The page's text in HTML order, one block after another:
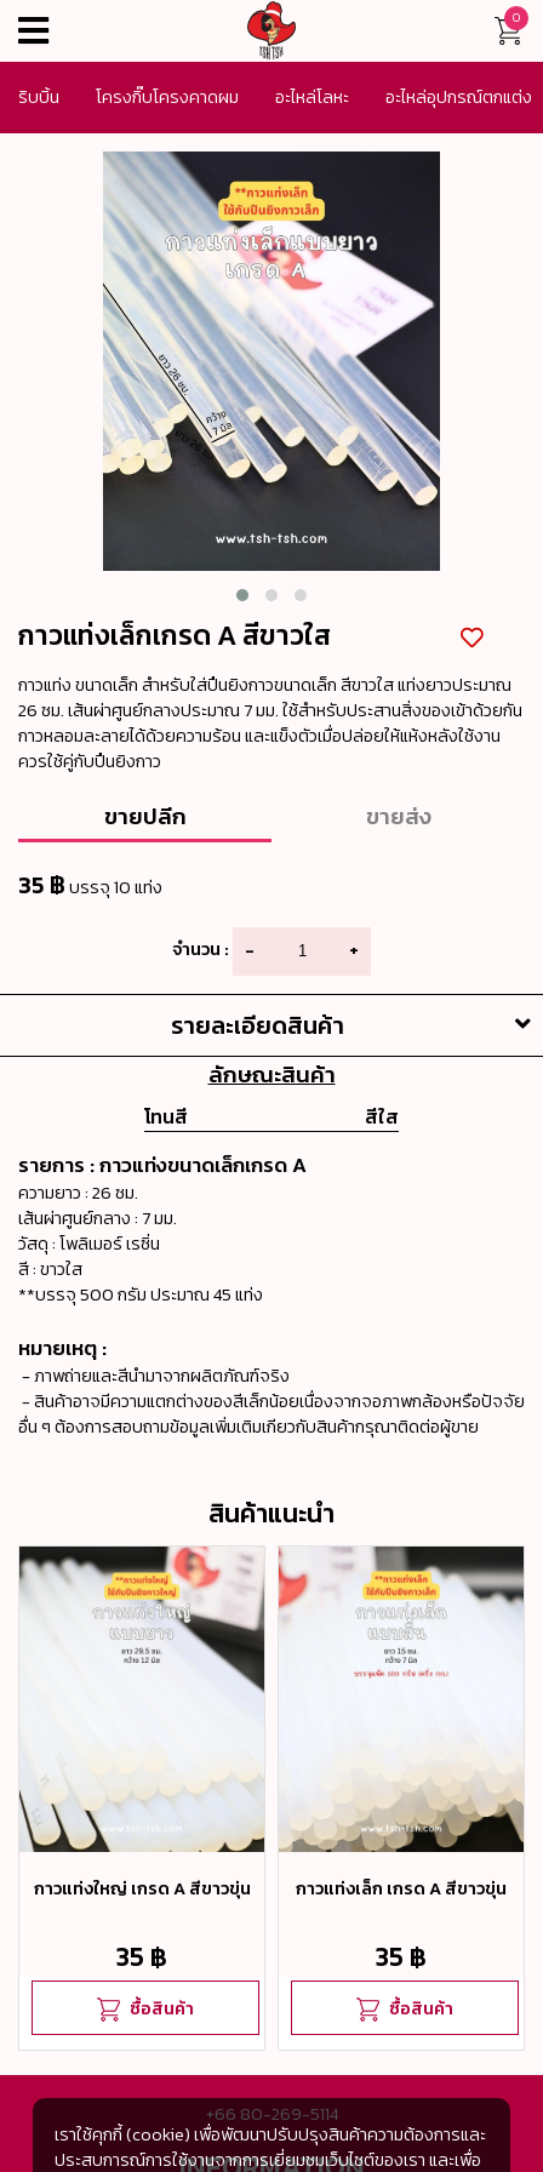
0
menu
ริบบิ้น โครงกิ๊บโครงคาดผม อะไหล่โลหะ อะไหล่อุปกรณ์ตกแต่ง
เครื่องประดับ SALE
กาวแท่งเล็กเกรด A สีขาวใส
กาวแท่ง ขนาดเล็ก สำหรับใส่ปืนยิงกาวขนาดเล็ก สีขาวใส แท่งยาวประมาณ
26 ซม. เส้นผ่าศูนย์กลางประมาณ 7 มม. ใช้สำหรับประสานสิ่งของเข้าด้วยกัน
กาวหลอมละลายได้ด้วยความร้อน และแข็งตัวเมื่อปล่อยให้แห้งหลังใช้งาน
ควรใช้คู่กับปืนยิงกาว
ขายปลีก ขายส่ง
35 ฿บรรจุ 10 แท่ง
จำนวน : - +
รายละเอียดสินค้า
ลักษณะสินค้า
โทนสี สีใส
รายการ : กาวแท่งขนาดเล็กเกรด A
ความยาว : 26 ซม.
เส้นผ่าศูนย์กลาง : 7 มม.
วัสดุ : โพลิเมอร์ เรซิ่น
สี : ขาวใส
**บรรจุ 500 กรัม ประมาณ 45 แท่ง
หมายเหตุ :
- ภาพถ่ายและสีนำมาจากผลิตภัณฑ์จริง
- สินค้าอาจมีความแตกต่างของสีเล็กน้อยเนื่องจากจอภาพกล้องหรือปัจจัย
อื่น ๆ ต้องการสอบถามข้อมูลเพิ่มเติมเกียวกับสินค้ากรุณาติดต่อผู้ขาย
สินค้าแนะนำ
กาวแท่งใหญ่ เกรด A สีขาวขุ่น
35 ฿
ซื้อสินค้า
กาวแท่งเล็ก เกรด A สีขาวขุ่น
35 ฿
ซื้อสินค้า
+66 80-269-5114
เราใช้คุกกี้ (cookie) เพื่อพัฒนาปรับปรุงสินค้าความต้องการและ
ประสบการณ์การใช้งานจากการเยี่ยมชมเว็บไซต์ของเรา และเพื่อ